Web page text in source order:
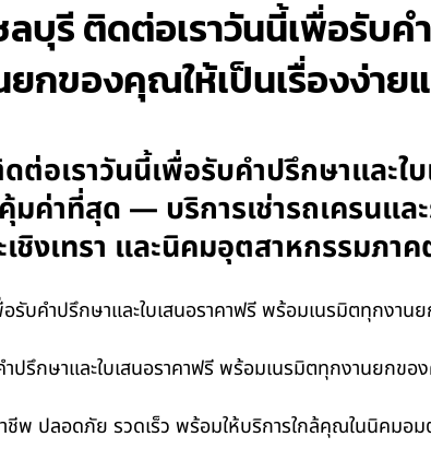
บุรี ติดต่อเราวันนี้เพื่อรับค
กของคุณให้เป็นเรื่องง่าย
ต่อเราวันนี้เพื่อรับคำปรึกษาและ
ค่าที่สุด — บริการเช่ารถเครนแล
งเทรา และนิคมอุตสาหกรรมภา
รับคำปรึกษาและใบเสนอราคาฟรี พร้อมเนรมิตทุกงาน
ปรึกษาและใบเสนอราคาฟรี พร้อมเนรมิตทุกงานยกข
ชีพ ปลอดภัย รวดเร็ว พร้อมให้บริการใกล้คุณในนิคมอ